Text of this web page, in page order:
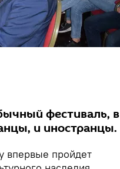
фестиваль, в
и иностранцы.
впервые пройдет